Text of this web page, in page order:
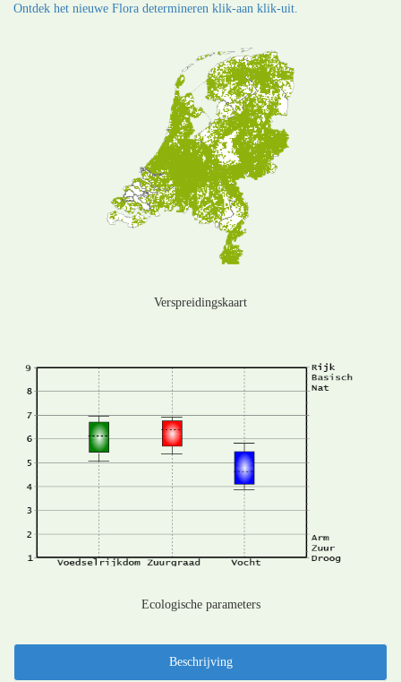
Ontdek het nieuwe Flora determineren klik-aan klik-uit.
Verspreidingskaart
Ecologische parameters
Beschrijving